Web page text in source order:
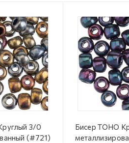
3/0
(#721)
Бисер TOHO